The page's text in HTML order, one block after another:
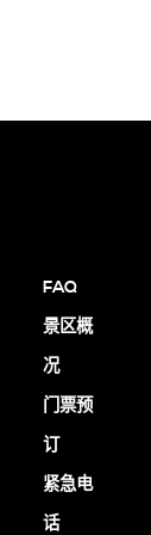
FAQ
景区概
况
门票预
订
紧急电
话